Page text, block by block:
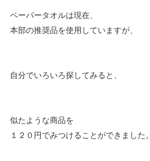
ペーパータオルは現在、
本部の推奨品を使用していますが、
自分でいろいろ探してみると、
似たような商品を
１２０円でみつけることができました。